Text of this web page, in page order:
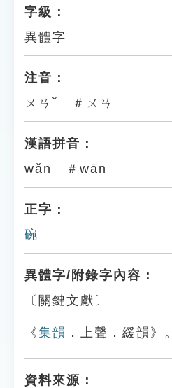
字級：
異體字
注音：
ㄨㄢˇ ＃ㄨㄢ
漢語拼音：
wǎn ＃wān
正字：
碗
異體字/附錄字內容：
〔關鍵文獻〕
《集韻 ．上聲．緩韻》。
資料來源：